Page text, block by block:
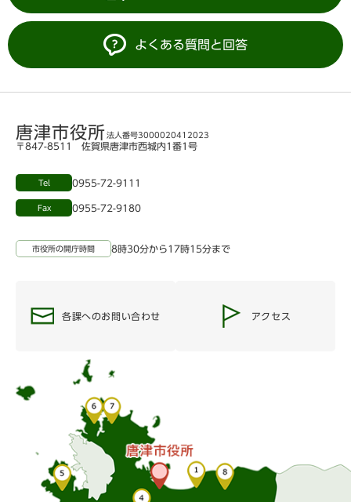
よくある質問と回答
唐津市役所 法人番号3000020412023
〒847-8511 佐賀県唐津市西城内1番1号
Tel 0955-72-9111
Fax 0955-72-9180
市役所の開庁時間 8時30分から17時15分まで
各課へのお問い合わせ アクセス